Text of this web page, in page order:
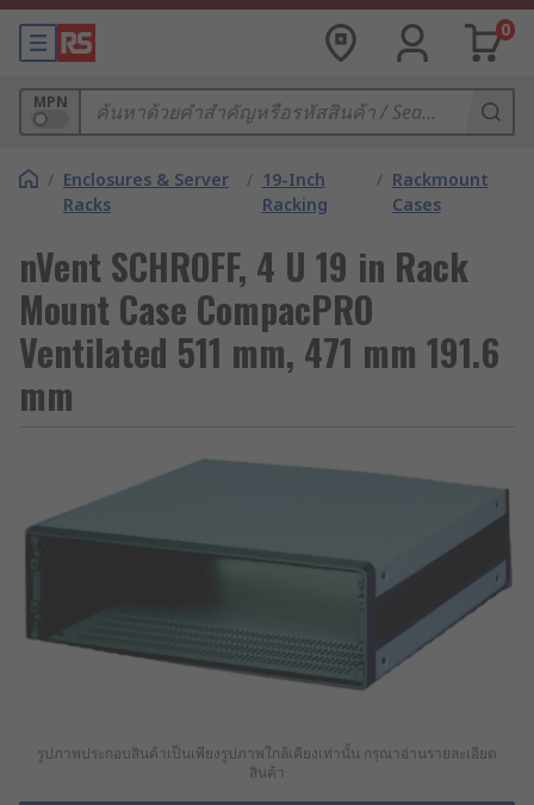
0
MPN
/ Enclosures & Server
Racks
/ 19-Inch
Racking
/ Rackmount
Cases
nVent SCHROFF, 4 U 19 in Rack
Mount Case CompacPRO
Ventilated 511 mm, 471 mm 191.6
mm
รูปภาพประกอบสินค้าเป็นเพียงรูปภาพใกล้เคียงเท่านั้น กรุณาอ่านรายละเอียด
สินค้า